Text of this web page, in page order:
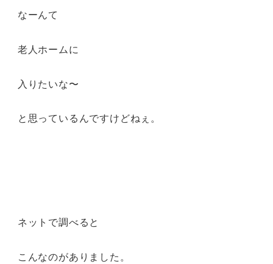
なーんて
老人ホームに
入りたいな〜
と思っているんですけどねぇ。
ネットで調べると
こんなのがありました。